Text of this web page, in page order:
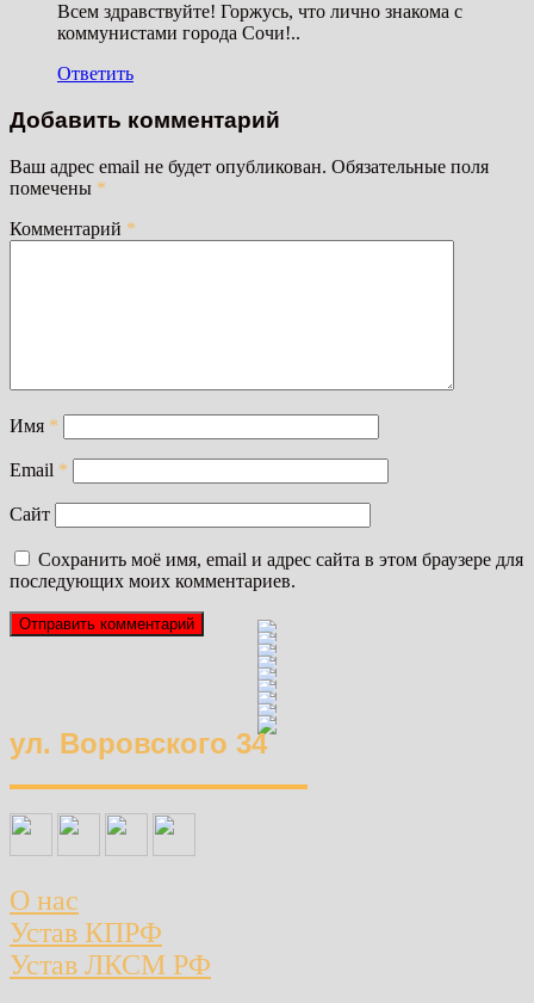
Всем здравствуйте! Горжусь, что лично знакома с
коммунистами города Сочи!..
Ответить
Добавить комментарий
Ваш адрес email не будет опубликован. Обязательные поля
помечены *
Комментарий *
Имя *
Email *
Сайт
Сохранить моё имя, email и адрес сайта в этом браузере для
последующих моих комментариев.
ул. Воровского 34
О нас
Устав КПРФ
Устав ЛКСМ РФ